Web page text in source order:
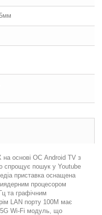
основі ОС Android TV з
спрощує пошук у Youtube
приставка оснащена
процесором
та графічним
LAN порту 100M має
5G Wi-Fi модуль, що